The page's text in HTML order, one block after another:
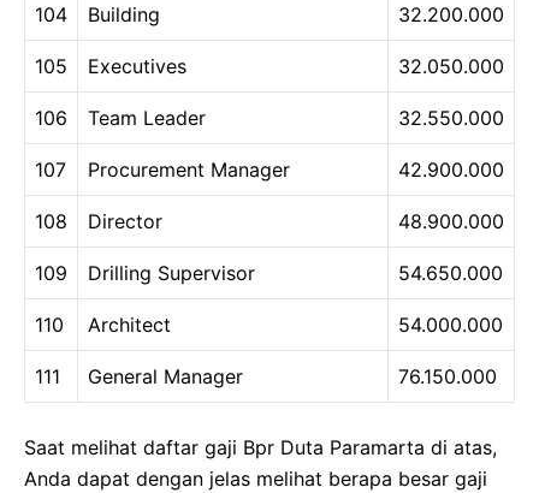
104 Building 32.200.000
105 Executives 32.050.000
106 Team Leader 32.550.000
107 Procurement Manager 42.900.000
108 Director 48.900.000
109 Drilling Supervisor 54.650.000
110 Architect 54.000.000
111 General Manager 76.150.000
Saat melihat daftar gaji Bpr Duta Paramarta di atas,
Anda dapat dengan jelas melihat berapa besar gaji